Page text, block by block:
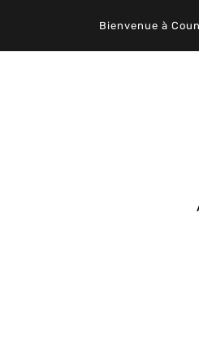
CONTENU
Bienvenue à